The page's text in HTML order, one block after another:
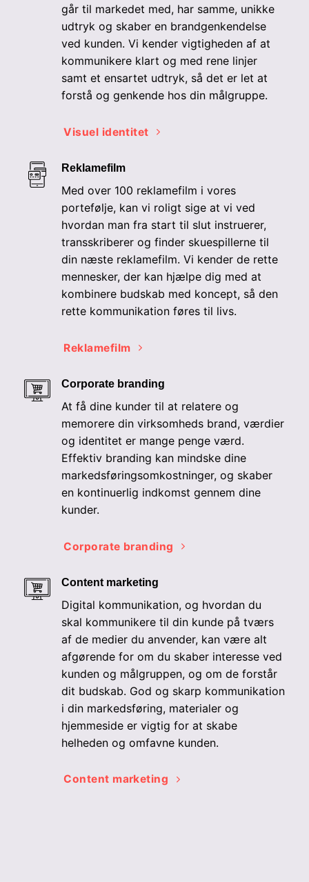
går til markedet med, har samme, unikke
udtryk og skaber en brandgenkendelse
ved kunden. Vi kender vigtigheden af at
kommunikere klart og med rene linjer
samt et ensartet udtryk, så det er let at
forstå og genkende hos din målgruppe.
Visuel identitet
Reklamefilm
Med over 100 reklamefilm i vores
portefølje, kan vi roligt sige at vi ved
hvordan man fra start til slut instruerer,
transskriberer og finder skuespillerne til
din næste reklamefilm. Vi kender de rette
mennesker, der kan hjælpe dig med at
kombinere budskab med koncept, så den
rette kommunikation føres til livs.
Reklamefilm
Corporate branding
At få dine kunder til at relatere og
memorere din virksomheds brand, værdier
og identitet er mange penge værd.
Effektiv branding kan mindske dine
markedsføringsomkostninger, og skaber
en kontinuerlig indkomst gennem dine
kunder.
Corporate branding
Content marketing
Digital kommunikation, og hvordan du
skal kommunikere til din kunde på tværs
af de medier du anvender, kan være alt
afgørende for om du skaber interesse ved
kunden og målgruppen, og om de forstår
dit budskab. God og skarp kommunikation
i din markedsføring, materialer og
hjemmeside er vigtig for at skabe
helheden og omfavne kunden.
Content marketing